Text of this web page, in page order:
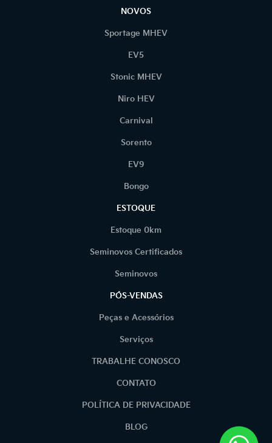
NOVOS
Sportage MHEV
EV5
Stonic MHEV
Niro HEV
Carnival
Sorento
EV9
Bongo
ESTOQUE
Estoque 0km
Seminovos Certificados
Seminovos
PÓS-VENDAS
Peças e Acessórios
Serviços
TRABALHE CONOSCO
CONTATO
POLÍTICA DE PRIVACIDADE
BLOG